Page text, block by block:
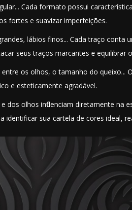
Cada formato possui
fortes e suavizar imperfeições.
lábios finos... Cada traço conta
seus traços marcantes e equilibrar
os olhos, o tamanho do queixo...
e esteticamente agradável.
dos olhos influenciam diretamente na
identificar sua cartela de cores ideal,